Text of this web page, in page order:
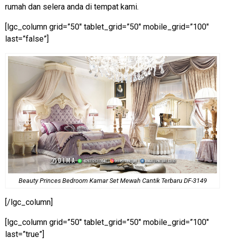
rumah dan selera anda di tempat kami.
[lgc_column grid=”50″ tablet_grid=”50″ mobile_grid=”100″
last=”false”]
Beauty Princes Bedroom Kamar Set Mewah Cantik Terbaru DF-3149
[/lgc_column]
[lgc_column grid=”50″ tablet_grid=”50″ mobile_grid=”100″
last=”true”]